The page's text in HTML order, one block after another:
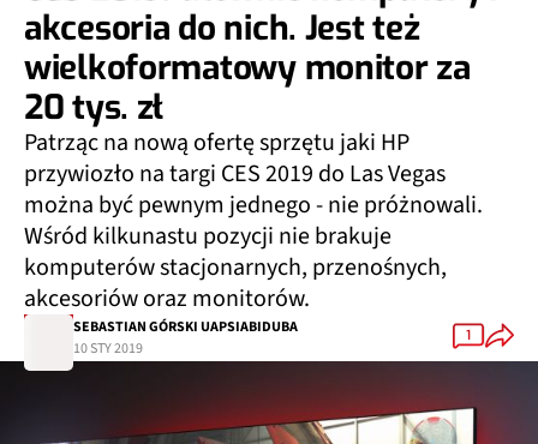
akcesoria do nich. Jest też
wielkoformatowy monitor za
20 tys. zł
Patrząc na nową ofertę sprzętu jaki HP
przywiozło na targi CES 2019 do Las Vegas
można być pewnym jednego - nie próżnowali.
Wśród kilkunastu pozycji nie brakuje
komputerów stacjonarnych, przenośnych,
akcesoriów oraz monitorów.
SEBASTIAN GÓRSKI UAPSIABIDUBA
10 STY 2019
1